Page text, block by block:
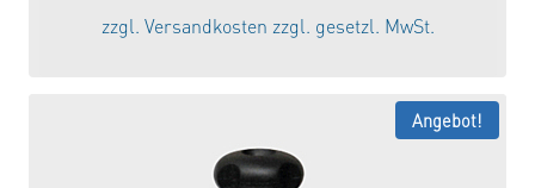
war:
42,70 €
zzgl. Versandkosten zzgl. gesetzl. MwSt.
Angebot!